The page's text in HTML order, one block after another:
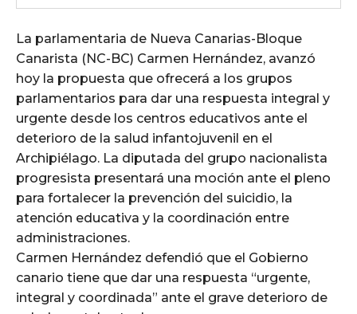
La parlamentaria de Nueva Canarias-Bloque
Canarista (NC-BC) Carmen Hernández, avanzó
hoy la propuesta que ofrecerá a los grupos
parlamentarios para dar una respuesta integral y
urgente desde los centros educativos ante el
deterioro de la salud infantojuvenil en el
Archipiélago. La diputada del grupo nacionalista
progresista presentará una moción ante el pleno
para fortalecer la prevención del suicidio, la
atención educativa y la coordinación entre
administraciones.
Carmen Hernández defendió que el Gobierno
canario tiene que dar una respuesta “urgente,
integral y coordinada” ante el grave deterioro de